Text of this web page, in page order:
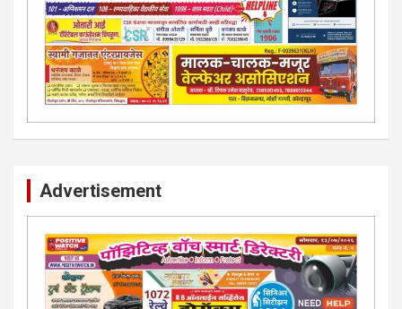
Advertisement